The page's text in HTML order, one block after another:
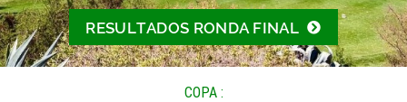
RESULTADOS RONDA FINAL
COPA :